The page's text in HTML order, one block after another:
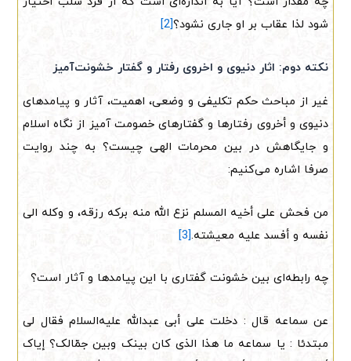
شود لذا عقاب بر او جاری نشود؟[2]
نکته دوم: اثار دنیوی و اخروی رفتار و گفتار خشونت‌آمیز
غیر از مباحث حکم تکلیفی و وضعی، اهمیت، آثار و پیامدهای
دنیوی و أخروی رفتارها و گفتارهای خصومت آمیز از نگاه اسلام
و جایگاهش در بین محرمات الهی چیست؟ به چند روایت
صرفا اشاره می‌کنیم:
من فحش علی أخیه المسلم نزع الله منه برکه رزقه، و وکله الی
نفسه و أفسد علیه معیشته.[3]
چه رابطه‌ای بین خشونت گفتاری با این پیامدها و آثار است؟
عن سماعه قال : دخلت على أبی عبدالله علیه‌السلام فقال لی
مبتدئا : یا سماعه ما هذا الذی کان بینک وبین جمّالک؟ إیاک